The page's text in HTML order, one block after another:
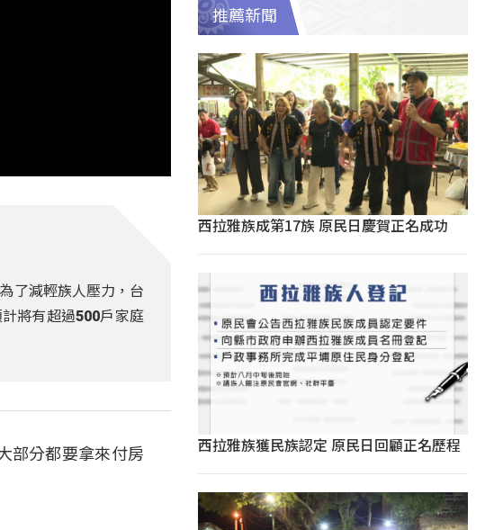
了減輕族人壓力，台
將有超過500戶家庭
部分都要拿來付房
推薦新聞
西拉雅族成第17族 原民日慶賀正名成功
西拉雅族獲民族認定 原民日回顧正名歷程